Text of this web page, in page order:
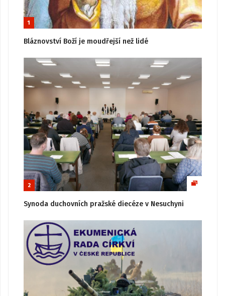
1
Bláznovství Boží je moudřejší než lidé
2
Synoda duchovních pražské diecéze v Nesuchyni